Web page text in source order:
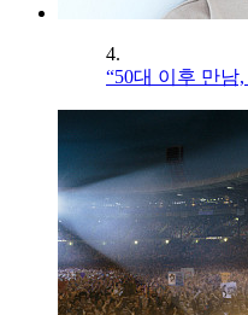
4.
“50대 이후 만남